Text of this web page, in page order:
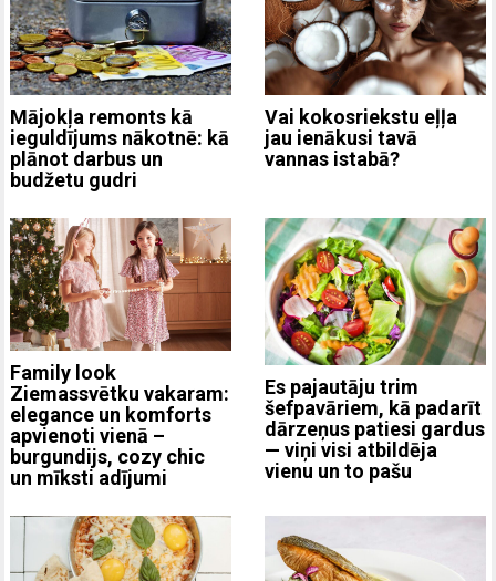
Mājokļa remonts kā
ieguldījums nākotnē: kā
plānot darbus un
budžetu gudri
Vai kokosriekstu eļļa
jau ienākusi tavā
vannas istabā?
Family look
Ziemassvētku vakaram:
elegance un komforts
apvienoti vienā –
burgundijs, cozy chic
un mīksti adījumi
Es pajautāju trim
šefpavāriem, kā padarīt
dārzeņus patiesi gardus
— viņi visi atbildēja
vienu un to pašu